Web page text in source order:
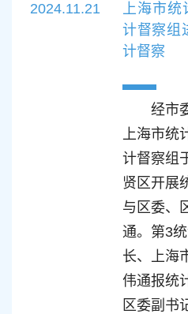
2024.11.21
上海市统
计督察组
计督察
经市委
上海市统
计督察组
贤区开展
与区委、
通。第3
长、上海
伟通报统
区委副书